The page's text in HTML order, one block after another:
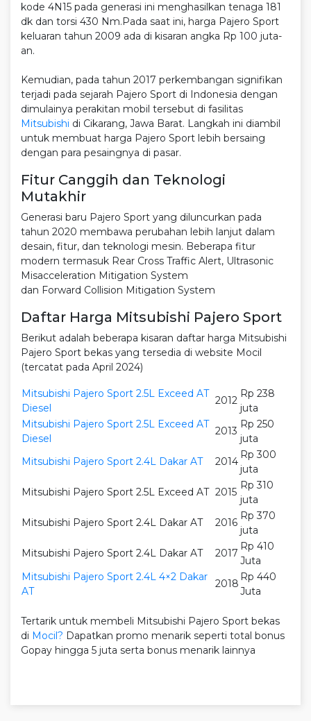
kode 4N15 pada generasi ini menghasilkan tenaga 181
dk dan torsi 430 Nm.Pada saat ini, harga Pajero Sport
keluaran tahun 2009 ada di kisaran angka Rp 100 juta-
an.
Kemudian, pada tahun 2017 perkembangan signifikan
terjadi pada sejarah Pajero Sport di Indonesia dengan
dimulainya perakitan mobil tersebut di fasilitas
Mitsubishi di Cikarang, Jawa Barat. Langkah ini diambil
untuk membuat harga Pajero Sport lebih bersaing
dengan para pesaingnya di pasar.
Fitur Canggih dan Teknologi
Mutakhir
Generasi baru Pajero Sport yang diluncurkan pada
tahun 2020 membawa perubahan lebih lanjut dalam
desain, fitur, dan teknologi mesin. Beberapa fitur
modern termasuk Rear Cross Traffic Alert, Ultrasonic
Misacceleration Mitigation System
dan Forward Collision Mitigation System
Daftar Harga Mitsubishi Pajero Sport
Berikut adalah beberapa kisaran daftar harga Mitsubishi
Pajero Sport bekas yang tersedia di website Mocil
(tercatat pada April 2024)
Mitsubishi Pajero Sport 2.5L Exceed AT
Diesel
2012
Rp 238
juta
Mitsubishi Pajero Sport 2.5L Exceed AT
Diesel
2013
Rp 250
juta
Mitsubishi Pajero Sport 2.4L Dakar AT
2014
Rp 300
juta
Mitsubishi Pajero Sport 2.5L Exceed AT 2015
Rp 310
juta
Mitsubishi Pajero Sport 2.4L Dakar AT
2016
Rp 370
juta
Mitsubishi Pajero Sport 2.4L Dakar AT
2017
Rp 410
Juta
Mitsubishi Pajero Sport 2.4L 4×2 Dakar
AT
2018
Rp 440
Juta
Tertarik untuk membeli Mitsubishi Pajero Sport bekas
di Mocil? Dapatkan promo menarik seperti total bonus
Gopay hingga 5 juta serta bonus menarik lainnya